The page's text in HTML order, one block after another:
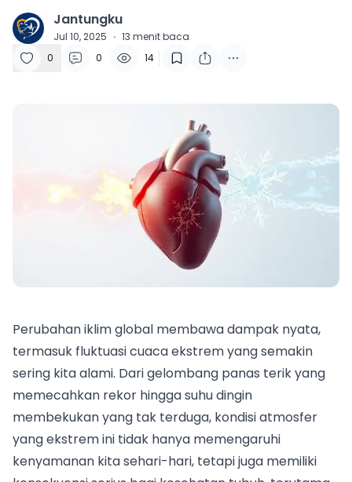
J Jantungku
Jul 10, 2025 · 13 menit baca
0
0 14
Perubahan iklim global membawa dampak nyata,
termasuk fluktuasi cuaca ekstrem yang semakin
sering kita alami. Dari gelombang panas terik yang
memecahkan rekor hingga suhu dingin
membekukan yang tak terduga, kondisi atmosfer
yang ekstrem ini tidak hanya memengaruhi
kenyamanan kita sehari-hari, tetapi juga memiliki